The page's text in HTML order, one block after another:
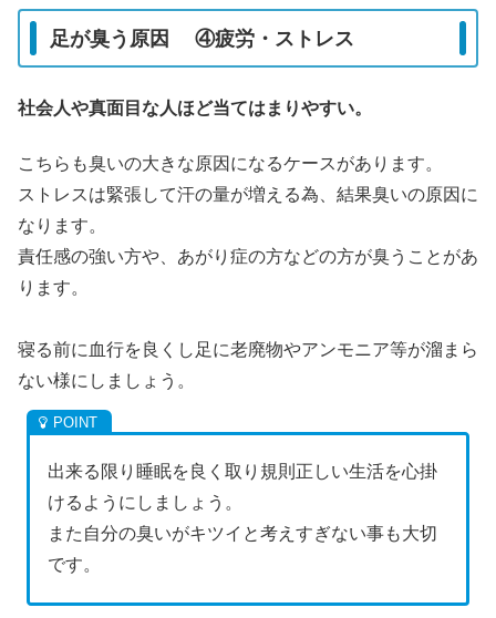
足が臭う原因 ④疲労・ストレス
社会人や真面目な人ほど当てはまりやすい。
こちらも臭いの大きな原因になるケースがあります。
ストレスは緊張して汗の量が増える為、結果臭いの原因に
なります。
責任感の強い方や、あがり症の方などの方が臭うことがあ
ります。
寝る前に血行を良くし足に老廃物やアンモニア等が溜まら
ない様にしましょう。
出来る限り睡眠を良く取り規則正しい生活を心掛
けるようにしましょう。
また自分の臭いがキツイと考えすぎない事も大切
です。